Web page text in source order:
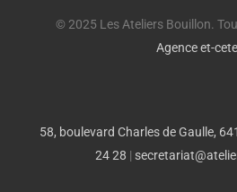
© 2025 Les Ateliers Bouillon.
Agence et-
58, boulevard Charles de Gaulle,
24 28 |